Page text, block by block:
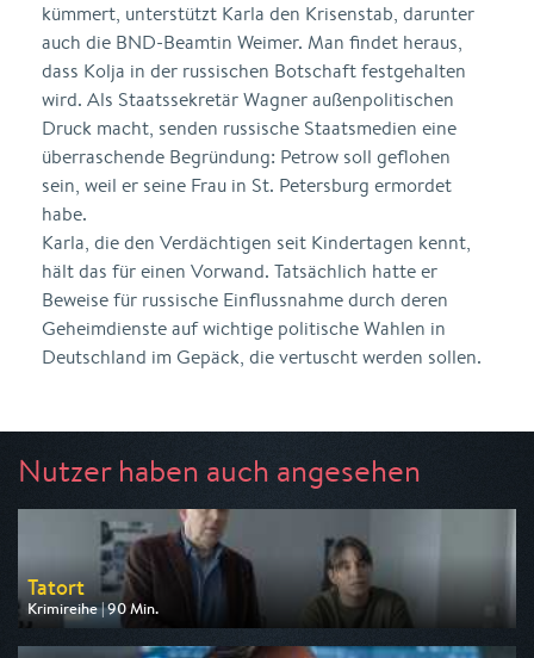
kümmert, unterstützt Karla den Krisenstab, darunter
auch die BND-Beamtin Weimer. Man findet heraus,
dass Kolja in der russischen Botschaft festgehalten
wird. Als Staatssekretär Wagner außenpolitischen
Druck macht, senden russische Staatsmedien eine
überraschende Begründung: Petrow soll geflohen
sein, weil er seine Frau in St. Petersburg ermordet
habe.
Karla, die den Verdächtigen seit Kindertagen kennt,
hält das für einen Vorwand. Tatsächlich hatte er
Beweise für russische Einflussnahme durch deren
Geheimdienste auf wichtige politische Wahlen in
Deutschland im Gepäck, die vertuscht werden sollen.
Nutzer haben auch angesehen
Tatort
Krimireihe | 90 Min.
Ausgestrahlt von ARD
am 09.08.2026, 20:15